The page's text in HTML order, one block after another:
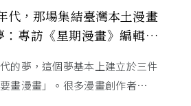
代，那場集結臺灣本土漫畫
：專訪《星期漫畫》編輯黃
的夢，這個夢基本上建立於三件
畫漫畫」。很多漫畫創作者從小